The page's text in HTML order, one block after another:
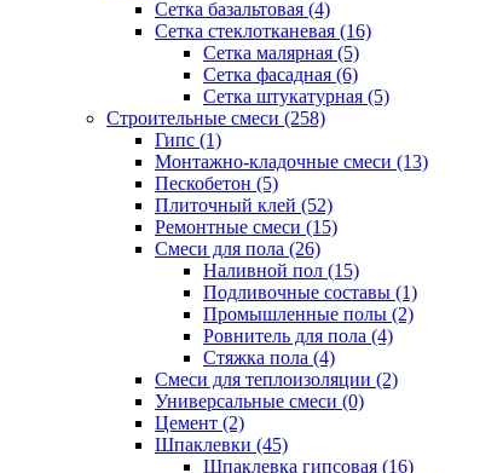
Сетка базальтовая (4)
Сетка стеклотканевая (16)
Сетка малярная (5)
Сетка фасадная (6)
Сетка штукатурная (5)
Строительные смеси (258)
Гипс (1)
Монтажно-кладочные смеси (13)
Пескобетон (5)
Плиточный клей (52)
Ремонтные смеси (15)
Смеси для пола (26)
Наливной пол (15)
Подливочные составы (1)
Промышленные полы (2)
Ровнитель для пола (4)
Стяжка пола (4)
Смеси для теплоизоляции (2)
Универсальные смеси (0)
Цемент (2)
Шпаклевки (45)
Шпаклевка гипсовая (16)